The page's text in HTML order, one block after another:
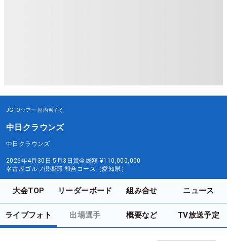
JGTOツアー 国内男子
中日クラウンズ
中日クラウンズ
2026年4月30日-5月3日賞金総額 ¥110,000,000
名古屋ゴルフ倶楽部 和合コース（愛知県）
大会TOP リーダーボード 組み合せ ニュース
ライブフォト 出場選手 概要など TV放送予定